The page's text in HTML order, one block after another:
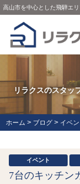
高山市を中心とした飛騨エ
リラクスのスタッ
ホーム > ブログ > イベン
イベント
7台のキッチン